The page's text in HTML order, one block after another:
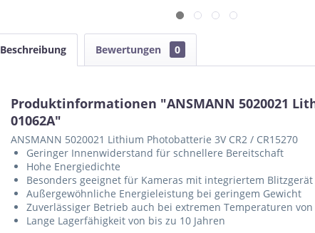
Beschreibung Bewertungen 0
Produktinformationen "ANSMANN 5020021
01062A"
ANSMANN 5020021 Lithium Photobatterie 3V CR2 / CR15270
Geringer Innenwiderstand für schnellere Bereitschaft
Hohe Energiedichte
Besonders geeignet für Kameras mit integriertem
Außergewöhnliche Energieleistung bei geringem Gewicht
Zuverlässiger Betrieb auch bei extremen Temperaturen von
Lange Lagerfähigkeit von bis zu 10 Jahren